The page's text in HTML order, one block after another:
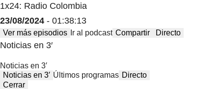
1x24: Radio Colombia
23/08/2024 - 01:38:13
Ver más episodios Ir al podcast Compartir Directo
Noticias en 3′
Noticias en 3′
Noticias en 3′ Últimos programas Directo
Cerrar